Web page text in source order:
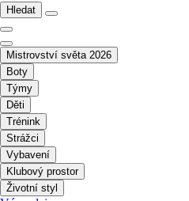
Hledat
Mistrovství světa 2026
Boty
Týmy
Děti
Trénink
Strážci
Vybavení
Klubový prostor
Životní styl